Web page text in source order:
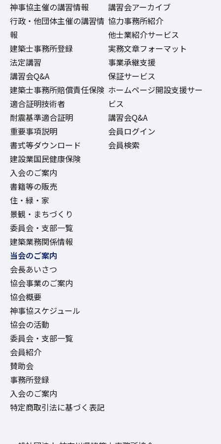
神事協主催の講習情報
行政・他団体主催の講習情
報
建築士事務所登録
法定講習
講習会Q&A
建築士事務所賠償責任保険
適合証明技術者
耐震基準適合証明
重要事項説明
書式等ダウンロード
建設業国民健康保険
入会のご案内
書籍等の販売
住・緑・家
景観・まちづくり
委員会・支部一覧
建築業務関係情報
講習会アーカイブ
協力事務所紹介
他士業紹介サービス
実務文章フォーマット
事業承継支援
保証サービス
ホームページ開設支援サー
ビス
講習会Q&A
会員ログイン
会員検索
当会のご案内
会長あいさつ
協会事業のご案内
協会概要
神事協スケジュール
協会の活動
委員会・支部一覧
会員紹介
賛助会
事務所登録
入会のご案内
特定商取引法に基づく表記